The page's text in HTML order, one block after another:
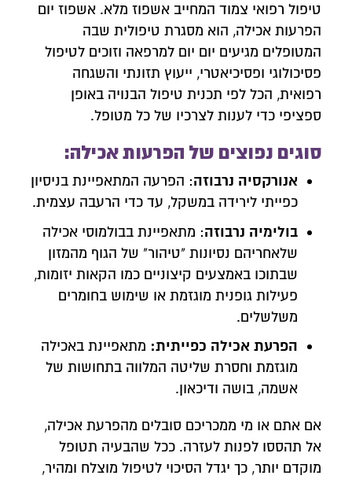
טיפול רפואי צמוד המחייב אשפוז מלא. אשפוז יום
הפרעות אכילה, הוא מסגרת טיפולית שבה
המטופלים מגיעים יום יום למרפאה וזוכים לטיפול
פסיכולוגי ופסיכיאטרי, ייעוץ תזונתי והשגחה
רפואית, הכל לפי תכנית טיפול הבנויה באופן
ספציפי כדי לענות לצרכיו של כל מטופל.
סוגים נפוצים של הפרעות אכילה:
אנורקסיה נרבוזה: הפרעה המתאפיינת בניסיון
כפייתי לירידה במשקל, עד כדי הרעבה עצמית.
בולימיה נרבוזה: מתאפיינת בבולמוסי אכילה
שלאחריהם נסיונות "טיהור" של הגוף מהמזון
שבתוכו באמצעים קיצוניים כמו הקאות יזומות,
פעילות גופנית מוגזמת או שימוש בחומרים
משלשלים.
הפרעת אכילה כפייתית: מתאפיינת באכילה
מוגזמת וחסרת שליטה המלווה בתחושות של
אשמה, בושה ודיכאון.
אם אתם או מי ממכריכם סובלים מהפרעת אכילה,
אל תהססו לפנות לעזרה. ככל שהבעיה תטופל
מוקדם יותר, כך יגדל הסיכוי לטיפול מוצלח ומהיר,